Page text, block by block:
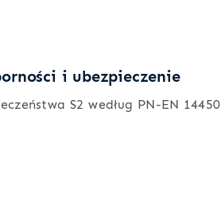
i ubezpieczenie
S2 według PN-EN 14450